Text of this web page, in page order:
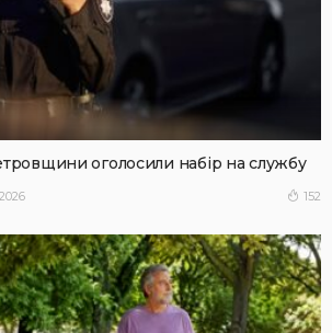
оголосили набір на службу
152